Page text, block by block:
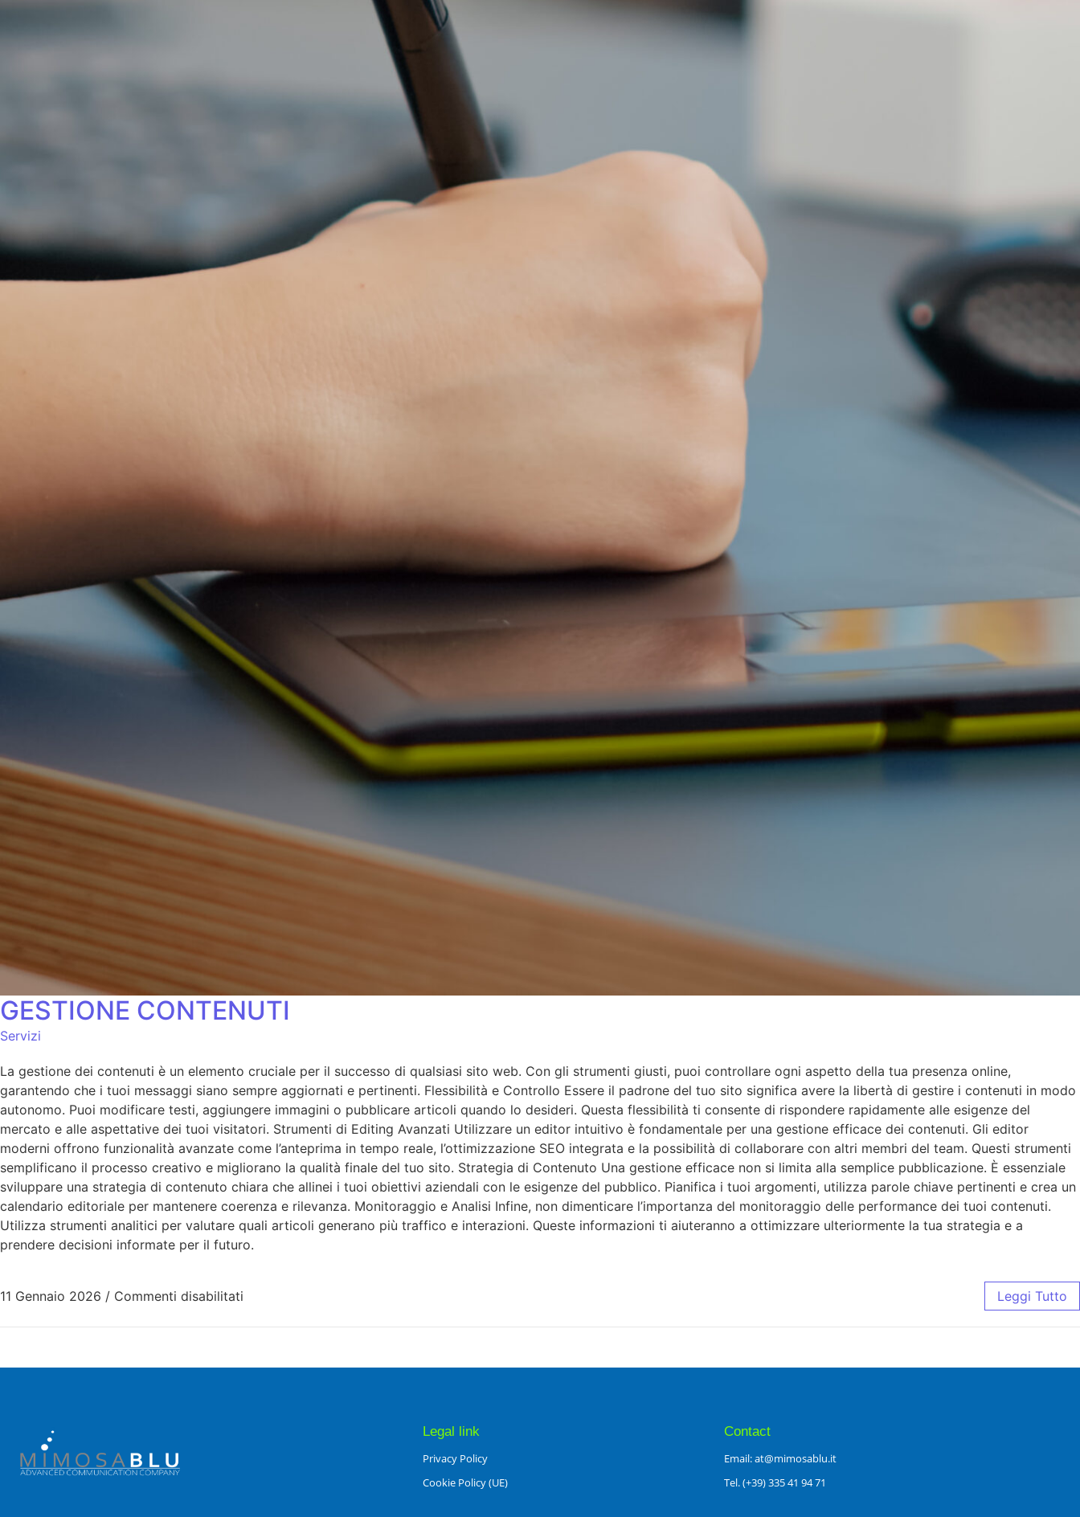
GESTIONE CONTENUTI
Servizi
La gestione dei contenuti è un elemento cruciale per il successo di qualsiasi sito web. Con gli strumenti giusti, puoi controllare ogni aspetto della tua presenza online,
garantendo che i tuoi messaggi siano sempre aggiornati e pertinenti. Flessibilità e Controllo Essere il padrone del tuo sito significa avere la libertà di gestire i contenuti in modo
autonomo. Puoi modificare testi, aggiungere immagini o pubblicare articoli quando lo desideri. Questa flessibilità ti consente di rispondere rapidamente alle esigenze del
mercato e alle aspettative dei tuoi visitatori. Strumenti di Editing Avanzati Utilizzare un editor intuitivo è fondamentale per una gestione efficace dei contenuti. Gli editor
moderni offrono funzionalità avanzate come l’anteprima in tempo reale, l’ottimizzazione SEO integrata e la possibilità di collaborare con altri membri del team. Questi strumenti
semplificano il processo creativo e migliorano la qualità finale del tuo sito. Strategia di Contenuto Una gestione efficace non si limita alla semplice pubblicazione. È essenziale
sviluppare una strategia di contenuto chiara che allinei i tuoi obiettivi aziendali con le esigenze del pubblico. Pianifica i tuoi argomenti, utilizza parole chiave pertinenti e crea un
calendario editoriale per mantenere coerenza e rilevanza. Monitoraggio e Analisi Infine, non dimenticare l’importanza del monitoraggio delle performance dei tuoi contenuti.
Utilizza strumenti analitici per valutare quali articoli generano più traffico e interazioni. Queste informazioni ti aiuteranno a ottimizzare ulteriormente la tua strategia e a
prendere decisioni informate per il futuro.
11 Gennaio 2026 / Commenti disabilitati Leggi Tutto
Legal link
Privacy Policy
Cookie Policy (UE)
Contact
Email: at@mimosablu.it
Tel. (+39) 335 41 94 71